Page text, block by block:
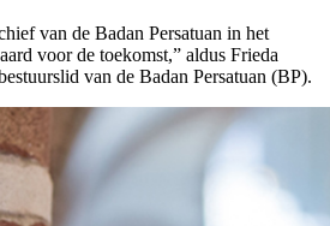
van de Badan Persatuan in het
voor de toekomst,” aldus Frieda
van de Badan Persatuan (BP).